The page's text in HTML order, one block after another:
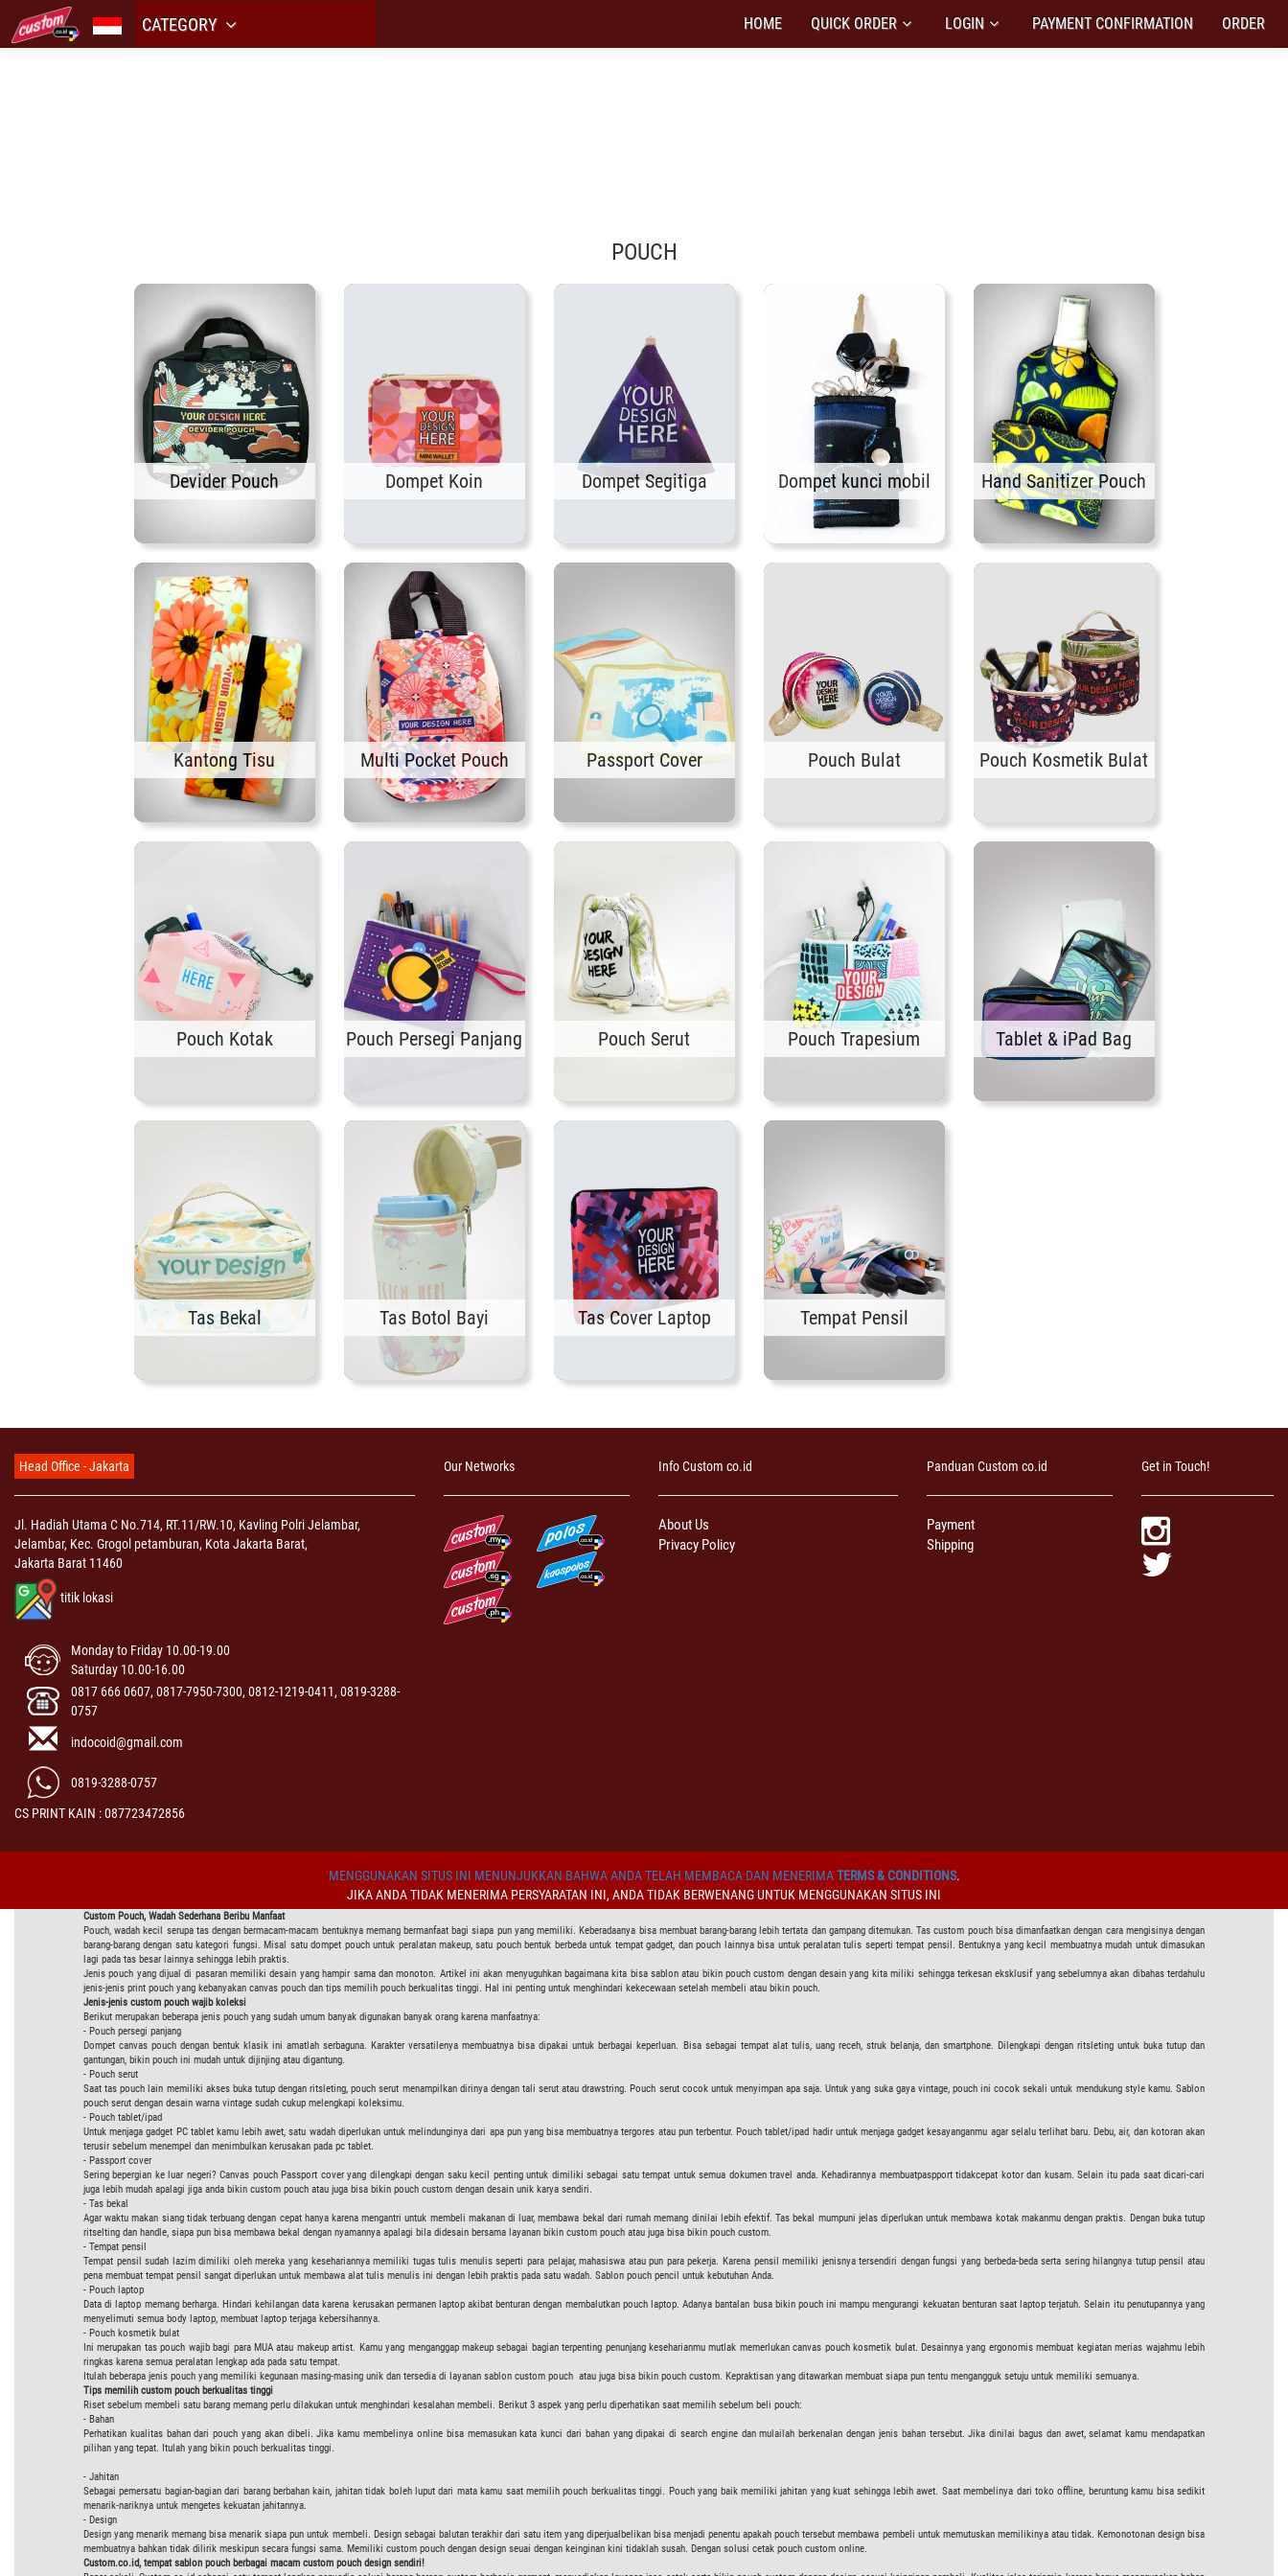
CATEGORY HOME QUICK ORDER LOGIN PAYMENT CONFIRMATION ORDER
POUCH
Devider Pouch Dompet Koin Dompet Segitiga Dompet kunci mobil Hand Sanitizer Pouch
Kantong Tisu Multi Pocket Pouch Passport Cover Pouch Bulat Pouch Kosmetik Bulat
Pouch Kotak Pouch Persegi Panjang Pouch Serut Pouch Trapesium Tablet & iPad Bag
Tas Bekal Tas Botol Bayi Tas Cover Laptop Tempat Pensil
Head Office - Jakarta
Jl. Hadiah Utama C No.714, RT.11/RW.10, Kavling Polri Jelambar,
Jelambar, Kec. Grogol petamburan, Kota Jakarta Barat,
Jakarta Barat 11460
titik lokasi
Monday to Friday 10.00-19.00
Saturday 10.00-16.00
0817 666 0607, 0817-7950-7300, 0812-1219-0411, 0819-3288-
0757
indocoid@gmail.com
0819-3288-0757
CS PRINT KAIN : 087723472856
Our Networks Info Custom co.id
About Us
Privacy Policy
Panduan Custom co.id
Payment
Shipping
Get in Touch!
MENGGUNAKAN SITUS INI MENUNJUKKAN BAHWA ANDA TELAH MEMBACA DAN MENERIMATERMS & CONDITIONS.
JIKA ANDA TIDAK MENERIMA PERSYARATAN INI, ANDA TIDAK BERWENANG UNTUK MENGGUNAKAN SITUS INI
Custom Pouch, Wadah Sederhana Beribu Manfaat
Pouch, wadah kecil serupa tas dengan bermacam-macam bentuknya memang bermanfaat bagi siapa pun yang memiliki. Keberadaanya bisa membuat barang-barang lebih tertata dan gampang ditemukan. Tas custom pouch bisa dimanfaatkan dengan cara mengisinya dengan
barang-barang dengan satu kategori fungsi. Misal satu dompet pouch untuk peralatan makeup, satu pouch bentuk berbeda untuk tempat gadget, dan pouch lainnya bisa untuk peralatan tulis seperti tempat pensil. Bentuknya yang kecil membuatnya mudah untuk dimasukan
lagi pada tas besar lainnya sehingga lebih praktis.
Jenis pouch yang dijual di pasaran memiliki desain yang hampir sama dan monoton. Artikel ini akan menyuguhkan bagaimana kita bisa sablon atau bikin pouch custom dengan desain yang kita miliki sehingga terkesan eksklusif yang sebelumnya akan dibahas terdahulu
jenis-jenis print pouch yang kebanyakan canvas pouch dan tips memilih pouch berkualitas tinggi. Hal ini penting untuk menghindari kekecewaan setelah membeli atau bikin pouch.
Jenis-jenis custom pouch wajib koleksi
Berikut merupakan beberapa jenis pouch yang sudah umum banyak digunakan banyak orang karena manfaatnya:
- Pouch persegi panjang
Dompet canvas pouch dengan bentuk klasik ini amatlah serbaguna. Karakter versatilenya membuatnya bisa dipakai untuk berbagai keperluan. Bisa sebagai tempat alat tulis, uang receh, struk belanja, dan smartphone. Dilengkapi dengan ritsleting untuk buka tutup dan
gantungan, bikin pouch ini mudah untuk dijinjing atau digantung.
- Pouch serut
Saat tas pouch lain memiliki akses buka tutup dengan ritsleting, pouch serut menampilkan dirinya dengan tali serut atau drawstring. Pouch serut cocok untuk menyimpan apa saja. Untuk yang suka gaya vintage, pouch ini cocok sekali untuk mendukung style kamu. Sablon
pouch serut dengan desain warna vintage sudah cukup melengkapi koleksimu.
- Pouch tablet/ipad
Untuk menjaga gadget PC tablet kamu lebih awet, satu wadah diperlukan untuk melindunginya dari apa pun yang bisa membuatnya tergores atau pun terbentur. Pouch tablet/ipad hadir untuk menjaga gadget kesayanganmu agar selalu terlihat baru. Debu, air, dan kotoran akan
terusir sebelum menempel dan menimbulkan kerusakan pada pc tablet.
- Passport cover
Sering bepergian ke luar negeri? Canvas pouch Passport cover yang dilengkapi dengan saku kecil penting untuk dimiliki sebagai satu tempat untuk semua dokumen travel anda. Kehadirannya membuatpaspport tidakcepat kotor dan kusam. Selain itu pada saat dicari-cari
juga lebih mudah apalagi jiga anda bikin custom pouch atau juga bisa bikin pouch custom dengan desain unik karya sendiri.
- Tas bekal
Agar waktu makan siang tidak terbuang dengan cepat hanya karena mengantri untuk membeli makanan di luar, membawa bekal dari rumah memang dinilai lebih efektif. Tas bekal mumpuni jelas diperlukan untuk membawa kotak makanmu dengan praktis. Dengan buka tutup
ritselting dan handle, siapa pun bisa membawa bekal dengan nyamannya apalagi bila didesain bersama layanan bikin custom pouch atau juga bisa bikin pouch custom.
- Tempat pensil
Tempat pensil sudah lazim dimiliki oleh mereka yang kesehariannya memiliki tugas tulis menulis seperti para pelajar, mahasiswa atau pun para pekerja. Karena pensil memiliki jenisnya tersendiri dengan fungsi yang berbeda-beda serta sering hilangnya tutup pensil atau
pena membuat tempat pensil sangat diperlukan untuk membawa alat tulis menulis ini dengan lebih praktis pada satu wadah. Sablon pouch pencil untuk kebutuhan Anda.
- Pouch laptop
Data di laptop memang berharga. Hindari kehilangan data karena kerusakan permanen laptop akibat benturan dengan membalutkan pouch laptop. Adanya bantalan busa bikin pouch ini mampu mengurangi kekuatan benturan saat laptop terjatuh. Selain itu penutupannya yang
menyelimuti semua body laptop, membuat laptop terjaga kebersihannya.
- Pouch kosmetik bulat
Ini merupakan tas pouch wajib bagi para MUA atau makeup artist. Kamu yang menganggap makeup sebagai bagian terpenting penunjang keseharianmu mutlak memerlukan canvas pouch kosmetik bulat. Desainnya yang ergonomis membuat kegiatan merias wajahmu lebih
ringkas karena semua peralatan lengkap ada pada satu tempat.
Itulah beberapa jenis pouch yang memiliki kegunaan masing-masing unik dan tersedia di layanan sablon custom pouch atau juga bisa bikin pouch custom. Kepraktisan yang ditawarkan membuat siapa pun tentu mengangguk setuju untuk memiliki semuanya.
Tips memilih custom pouch berkualitas tinggi
Riset sebelum membeli satu barang memang perlu dilakukan untuk menghindari kesalahan membeli. Berikut 3 aspek yang perlu diperhatikan saat memilih sebelum beli pouch:
- Bahan
Perhatikan kualitas bahan dari pouch yang akan dibeli. Jika kamu membelinya online bisa memasukan kata kunci dari bahan yang dipakai di search engine dan mulailah berkenalan dengan jenis bahan tersebut. Jika dinilai bagus dan awet, selamat kamu mendapatkan
pilihan yang tepat. Itulah yang bikin pouch berkualitas tinggi.
- Jahitan
Sebagai pemersatu bagian-bagian dari barang berbahan kain, jahitan tidak boleh luput dari mata kamu saat memilih pouch berkualitas tinggi. Pouch yang baik memiliki jahitan yang kuat sehingga lebih awet. Saat membelinya dari toko offline, beruntung kamu bisa sedikit
menarik-nariknya untuk mengetes kekuatan jahitannya.
- Design
Design yang menarik memang bisa menarik siapa pun untuk membeli. Design sebagai balutan terakhir dari satu item yang diperjualbelikan bisa menjadi penentu apakah pouch tersebut membawa pembeli untuk memutuskan memilikinya atau tidak. Kemonotonan design bisa
membuatnya bahkan tidak dilirik meskipun secara fungsi sama. Memiliki custom pouch dengan design seuai dengan keinginan kini tidaklah susah. Dengan solusi cetak pouch custom online.
Custom.co.id, tempat sablon pouch berbagai macam custom pouch design sendiri!